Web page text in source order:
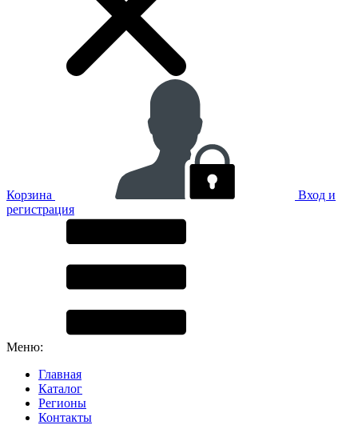
Корзина
Вход и
регистрация
Меню:
Главная
Каталог
Регионы
Контакты